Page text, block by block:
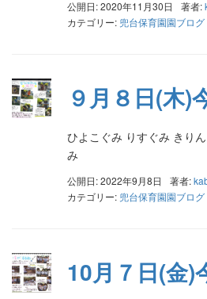
公開日: 2020年11月30日 著者:
カテゴリー: 兜台保育園園ブログ
９月８日(木)
ひよこぐみ りすぐみ きり
み
公開日: 2022年9月8日 著者:
カテゴリー: 兜台保育園園ブログ
10月７日(金)